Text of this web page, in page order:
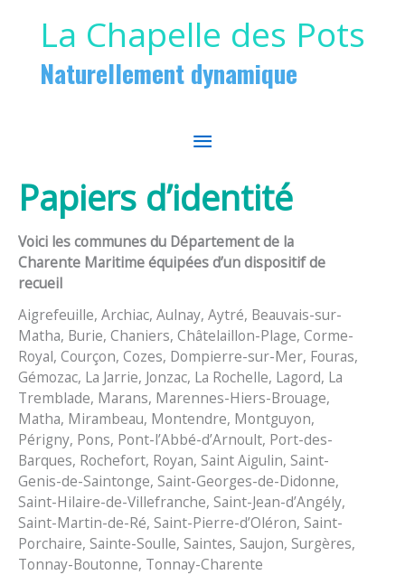
La Chapelle des Pots
Naturellement dynamique
MENU
PRINCIPAL
Papiers d’identité
Voici les communes du Département de la
Charente Maritime équipées d’un dispositif de
recueil
Aigrefeuille, Archiac, Aulnay, Aytré, Beauvais-sur-
Matha, Burie, Chaniers, Châtelaillon-Plage, Corme-
Royal, Courçon, Cozes, Dompierre-sur-Mer, Fouras,
Gémozac, La Jarrie, Jonzac, La Rochelle, Lagord, La
Tremblade, Marans, Marennes-Hiers-Brouage,
Matha, Mirambeau, Montendre, Montguyon,
Périgny, Pons, Pont-l’Abbé-d’Arnoult, Port-des-
Barques, Rochefort, Royan, Saint Aigulin, Saint-
Genis-de-Saintonge, Saint-Georges-de-Didonne,
Saint-Hilaire-de-Villefranche, Saint-Jean-d’Angély,
Saint-Martin-de-Ré, Saint-Pierre-d’Oléron, Saint-
Porchaire, Sainte-Soulle, Saintes, Saujon, Surgères,
Tonnay-Boutonne, Tonnay-Charente